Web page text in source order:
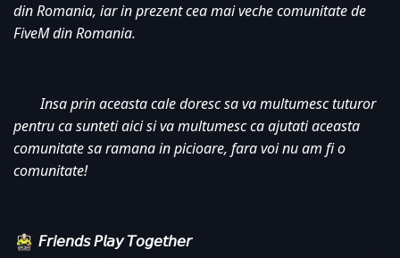
din Romania, iar in prezent cea mai veche comunitate de
FiveM din Romania.
Insa prin aceasta cale doresc sa va multumesc tuturor
pentru ca sunteti aici si va multumesc ca ajutati aceasta
comunitate sa ramana in picioare, fara voi nu am fi o
comunitate!
𝘍𝘳𝘪𝘦𝘯𝘥𝘴 𝘗𝘭𝘢𝘺 𝘛𝘰𝘨𝘦𝘵𝘩𝘦𝘳